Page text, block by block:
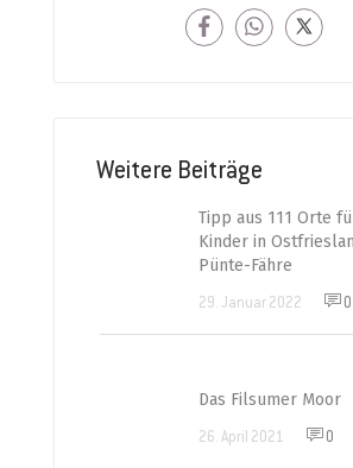
Weitere Beiträge
Tipp aus 111 Orte
Kinder in
Pünte-Fähre
29. Januar 2022 0
Das Filsumer Moor
26. April 2021 0